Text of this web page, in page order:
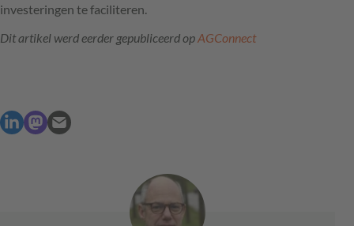
investeringen te faciliteren.
Dit artikel werd eerder gepubliceerd op AGConnect